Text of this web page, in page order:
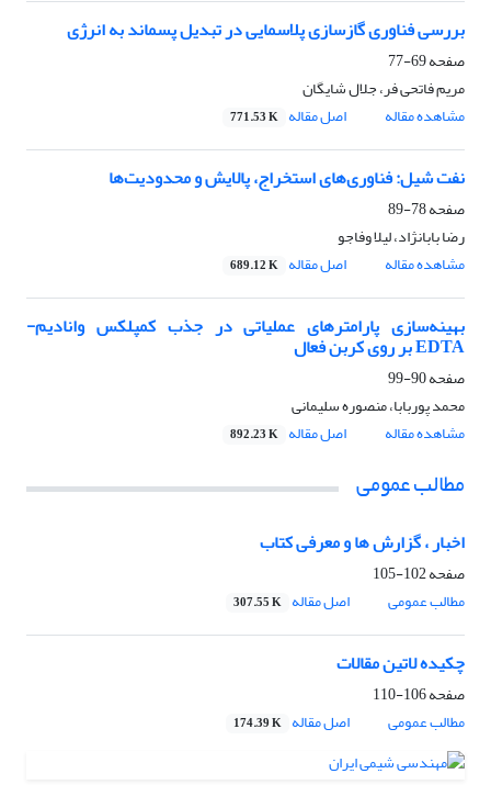
بررسی فناوری گازسازی پلاسمایی در تبدیل پسماند به انرژی
صفحه69-77
مریم فاتحی فر، جلال شایگان
مشاهده مقاله
اصل مقاله 771.53 K
نفت شیل: فناوری‌های استخراج، پالایش و محدودیت‌ها
صفحه78-89
رضا بابانژاد، لیلا وفاجو
مشاهده مقاله
اصل مقاله 689.12 K
بهینه‌سازی پارامترهای عملیاتی در جذب کمپلکس وانادیم-
EDTA بر روی کربن فعال
صفحه90-99
محمد پوربابا، منصوره سلیمانی
مشاهده مقاله
اصل مقاله 892.23 K
مطالب عمومی
اخبار ، گزارش ها و معرفی کتاب
صفحه102-105
مطالب عمومی
اصل مقاله 307.55 K
چکیده لاتین مقالات
صفحه106-110
مطالب عمومی
اصل مقاله 174.39 K